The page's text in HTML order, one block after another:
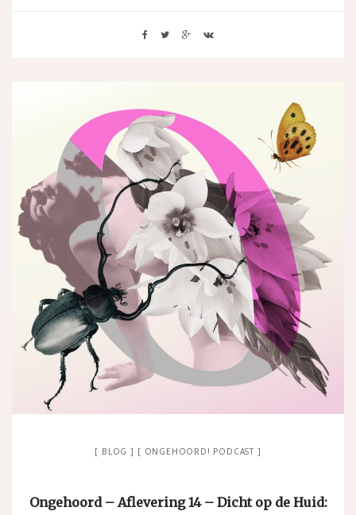
BLOG ONGEHOORD! PODCAST
Ongehoord – Aflevering 14 – Dicht op de Huid: